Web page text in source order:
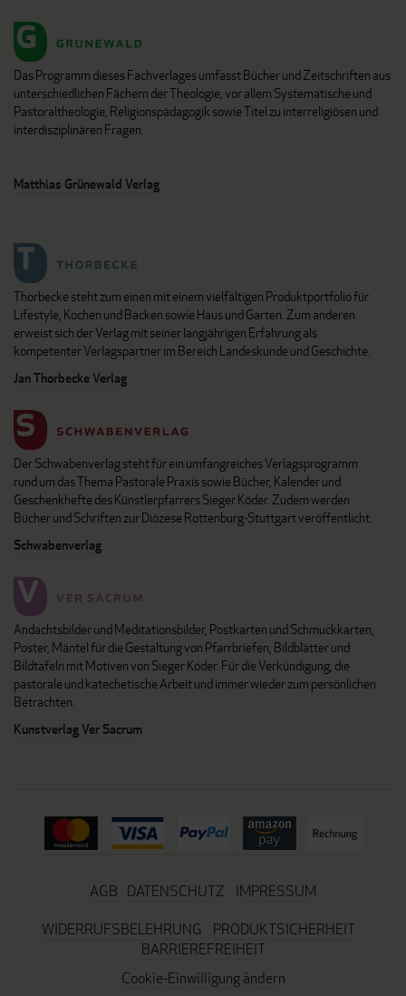
Das Programm dieses Fachverlages umfasst Bücher und Zeitschriften aus
unterschiedlichen Fächern der Theologie, vor allem Systematische und
Pastoraltheologie, Religionspädagogik sowie Titel zu interreligiösen und
interdisziplinären Fragen.
Matthias Grünewald Verlag
Thorbecke steht zum einen mit einem vielfältigen Produktportfolio für
Lifestyle, Kochen und Backen sowie Haus und Garten. Zum anderen
erweist sich der Verlag mit seiner langjährigen Erfahrung als
kompetenter Verlagspartner im Bereich Landeskunde und Geschichte.
Jan Thorbecke Verlag
Der Schwabenverlag steht für ein umfangreiches Verlagsprogramm
rund um das Thema Pastorale Praxis sowie Bücher, Kalender und
Geschenkhefte des Künstlerpfarrers Sieger Köder. Zudem werden
Bücher und Schriften zur Diözese Rottenburg-Stuttgart veröffentlicht.
Schwabenverlag
Andachtsbilder und Meditationsbilder, Postkarten und Schmuckkarten,
Poster, Mäntel für die Gestaltung von Pfarrbriefen, Bildblätter und
Bildtafeln mit Motiven von Sieger Köder. Für die Verkündigung, die
pastorale und katechetische Arbeit und immer wieder zum persönlichen
Betrachten.
Kunstverlag Ver Sacrum
AGB DATENSCHUTZ
IMPRESSUM
WIDERRUFSBELEHRUNG
PRODUKTSICHERHEIT
BARRIEREFREIHEIT
Cookie-Einwilligung ändern